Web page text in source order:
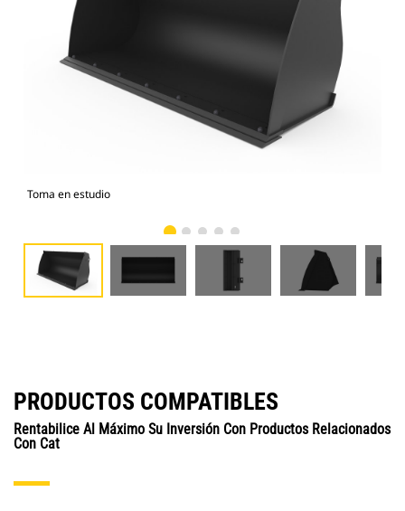
Toma en estudio
PRODUCTOS COMPATIBLES
Rentabilice Al Máximo Su Inversión Con Productos Relacionados
Con Cat